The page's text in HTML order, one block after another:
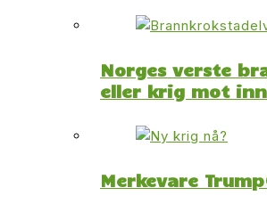
Norges verste
eller krig mot
Merkevare